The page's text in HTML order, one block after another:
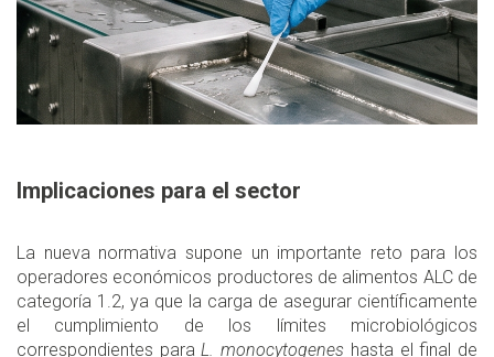
Implicaciones para el sector
La nueva normativa supone un importante reto para los
operadores económicos productores de alimentos ALC de
categoría 1.2, ya que la carga de asegurar científicamente
el cumplimiento de los límites microbiológicos
correspondientes paraL. monocytogenes hasta el final de